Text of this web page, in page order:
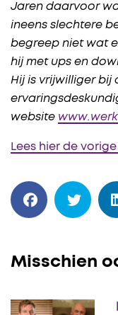
Jaren daarvoor
ineens slechtere
begreep niet wat
hij met ups en
Hij is vrijwilliger bij
website
Lees hier de
Misschien